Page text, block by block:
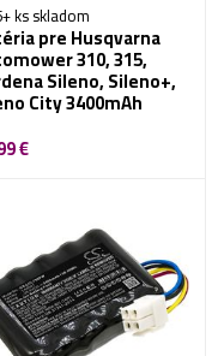
ks skladom
pre Husqvarna
310, 315,
Sileno, Sileno+,
City 3400mAh
€